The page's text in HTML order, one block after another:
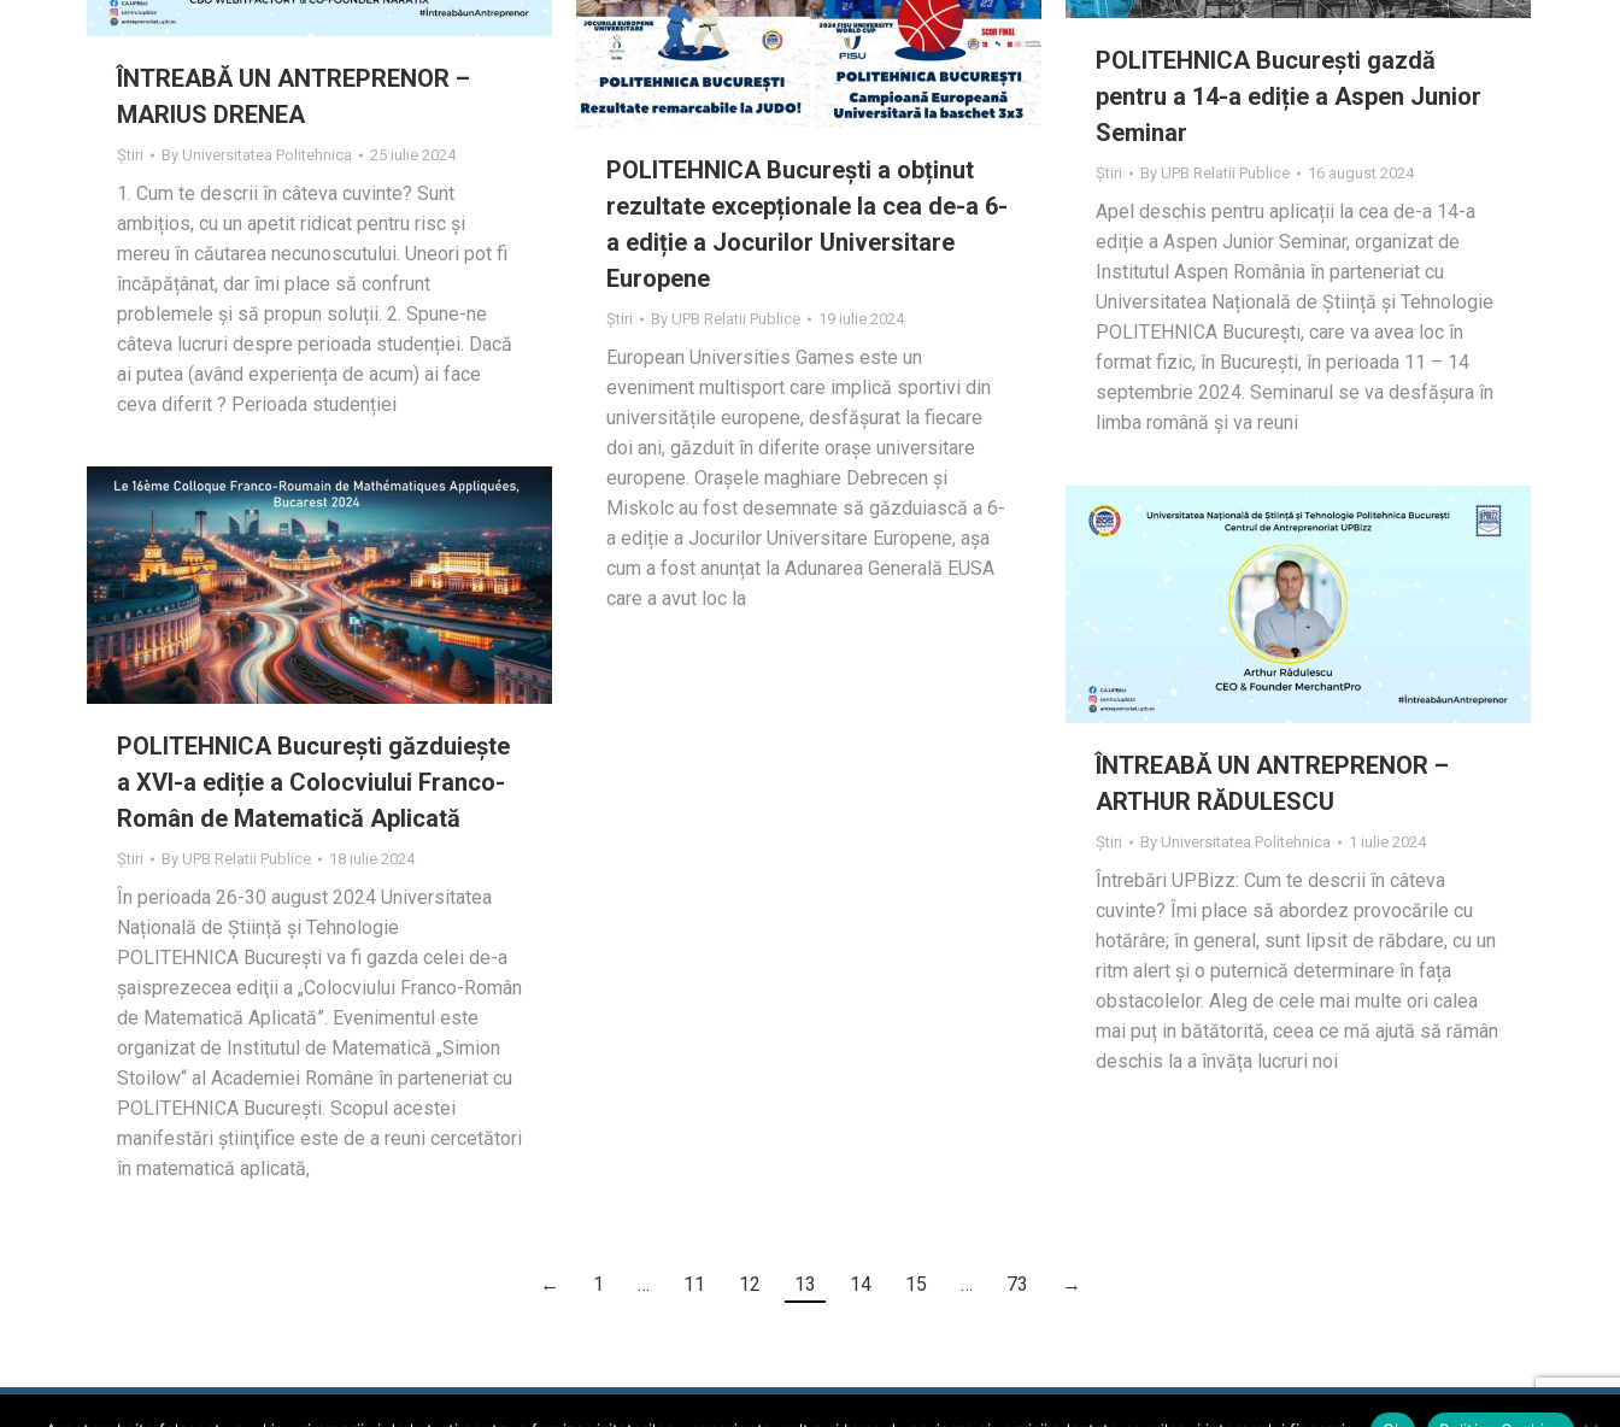
POLITEHNICA București gazdă
pentru a 14-a ediție a Aspen Junior
Seminar
Știri By UPB Relatii Publice 16 august 2024
Apel deschis pentru aplicații la cea de-a 14-a
ediție a Aspen Junior Seminar, organizat de
Institutul Aspen România în parteneriat cu
Universitatea Națională de Știință și Tehnologie
POLITEHNICA București, care va avea loc în
format fizic, în București, în perioada 11 – 14
septembrie 2024. Seminarul se va desfășura în
limba română și va reuni
ÎNTREABĂ UN ANTREPRENOR –
MARIUS DRENEA
Știri By Universitatea Politehnica 25 iulie 2024
1.⁠ ⁠Cum te descrii în câteva cuvinte? Sunt
ambițios, cu un apetit ridicat pentru risc și
mereu în căutarea necunoscutului. Uneori pot fi
încăpățânat, dar îmi place să confrunt
problemele și să propun soluții. 2.⁠ ⁠Spune-ne
câteva lucruri despre perioada studenției. Dacă
ai putea (având experiența de acum) ai face
ceva diferit ? Perioada studenției
POLITEHNICA București a obținut
rezultate excepționale la cea de-a 6-
a ediție a Jocurilor Universitare
Europene
Știri By UPB Relatii Publice 19 iulie 2024
European Universities Games este un
eveniment multisport care implică sportivi din
universitățile europene, desfășurat la fiecare
doi ani, găzduit în diferite orașe universitare
europene. Orașele maghiare Debrecen și
Miskolc au fost desemnate să găzduiască a 6-
a ediție a Jocurilor Universitare Europene, așa
cum a fost anunțat la Adunarea Generală EUSA
care a avut loc la
POLITEHNICA București găzduiește
a XVI-a ediție a Colocviului Franco-
Român de Matematică Aplicată
Știri By UPB Relatii Publice 18 iulie 2024
În perioada 26-30 august 2024 Universitatea
Națională de Știință și Tehnologie
POLITEHNICA București va fi gazda celei de-a
şaisprezecea ediţii a „Colocviului Franco-Român
de Matematică Aplicată”. Evenimentul este
organizat de Institutul de Matematică „Simion
Stoilow“ al Academiei Române în parteneriat cu
POLITEHNICA Bucureşti. Scopul acestei
manifestări ştiinţifice este de a reuni cercetători
în matematică aplicată,
ÎNTREABĂ UN ANTREPRENOR –
ARTHUR RĂDULESCU
Știri By Universitatea Politehnica 1 iulie 2024
Întrebări UPBizz: Cum te descrii în câteva
cuvinte? Îmi place să abordez provocările cu
hotărâre; în general, sunt lipsit de răbdare, cu un
ritm alert și o puternică determinare în fața
obstacolelor. Aleg de cele mai multe ori calea
mai puț in bătătorită, ceea ce mă ajută să rămân
deschis la a învăța lucruri noi
← 1 … 11 12 13 14 15 … 73 →